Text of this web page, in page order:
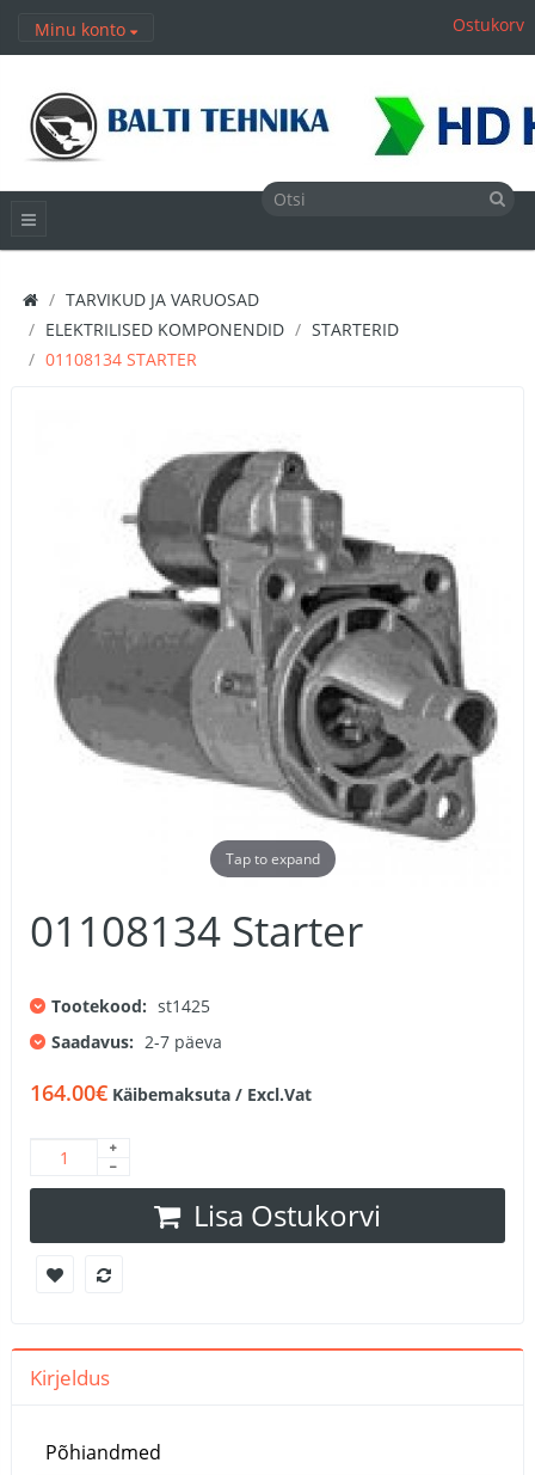
Minu konto Ostukorv
TARVIKUD JA VARUOSAD
ELEKTRILISED KOMPONENDID
STARTERID
01108134 STARTER
Tap to expand
01108134 Starter
Tootekood: st1425
Saadavus: 2-7 päeva
164.00€ Käibemaksuta / Excl.Vat
Lisa Ostukorvi
Kirjeldus
Põhiandmed